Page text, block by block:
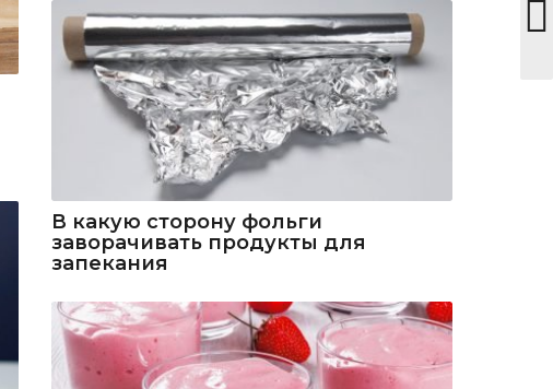
В какую сторону фольги
заворачивать продукты для
запекания